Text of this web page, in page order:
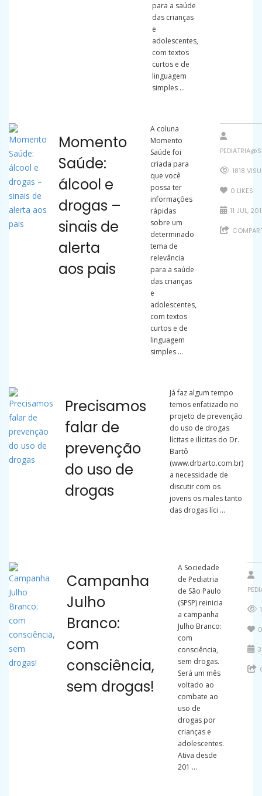
para a saúde
das crianças
e
adolescentes,
com textos
curtos e de
linguagem
simples ...
Momento
Saúde:
álcool e
drogas –
sinais de
alerta
aos pais
A coluna
Momento
Saúde foi
criada para
que você
possa ter
informações
rápidas
sobre um
determinado
tema de
relevância
para a saúde
das crianças
e
adolescentes,
com textos
curtos e de
linguagem
simples ...
1818
0 LIKES
11 JUL,
Precisamos
falar de
prevenção
do uso de
drogas
Já faz algum tempo
temos enfatizado no
projeto de prevenção
do uso de drogas
lícitas e ilícitas do Dr.
Bartô
(www.drbarto.com.br)
a necessidade de
discutir com os
jovens os males tanto
das drogas líci ...
Campanha
Julho
Branco:
com
consciência,
sem drogas!
A Sociedade
de Pediatria
de São Paulo
(SPSP) reinicia
a campanha
Julho Branco:
com
consciência,
sem drogas.
Será um mês
voltado ao
combate ao
uso de
drogas por
crianças e
adolescentes.
Ativa desde
201 ...
0